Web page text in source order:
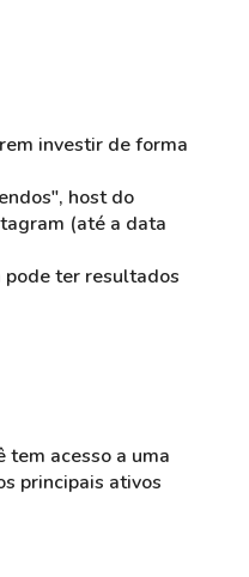
investir de forma
host do
(até a data
pode ter resultados
tem acesso a uma
principais ativos